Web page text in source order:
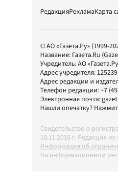
РедакцияРекламаКарта
© АО «Газета.Ру» (1999-
Название: Газета.Ru
Учредитель:АО
Адрес учредителя:
Адрес редакции и
Телефон редакции:+7
Электронная почта:
Нашли опечатку?
Свидетельство о
10.11.2016 г. Редакция
Информация об
На информационном